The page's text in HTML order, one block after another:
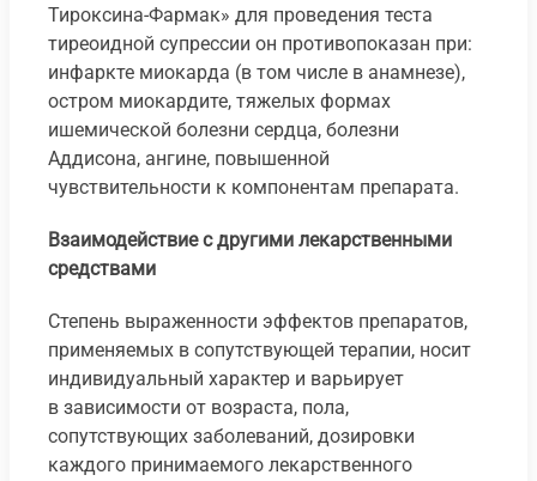
Тироксина-Фармак» для проведения теста
тиреоидной супрессии он противопоказан при:
инфаркте миокарда (в том числе в анамнезе),
остром миокардите, тяжелых формах
ишемической болезни сердца, болезни
Аддисона, ангине, повышенной
чувствительности к компонентам препарата.
Взаимодействие с другими лекарственными
средствами
Степень выраженности эффектов препаратов,
применяемых в сопутствующей терапии, носит
индивидуальный характер и варьирует
в зависимости от возраста, пола,
сопутствующих заболеваний, дозировки
каждого принимаемого лекарственного